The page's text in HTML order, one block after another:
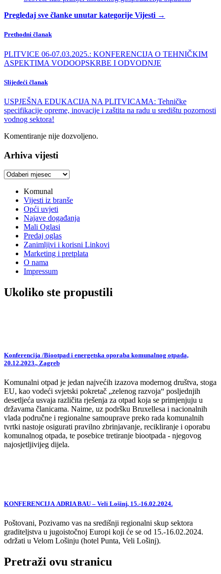
Pregledaj sve članke unutar kategorije Vijesti →
Prethodni članak
PLITVICE 06-07.03.2025.: KONFERENCIJA O TEHNIČKIM
ASPEKTIMA VODOOPSKRBE I ODVODNJE
Slijedeći članak
USPJEŠNA EDUKACIJA NA PLITVICAMA: Tehničke
specifikacije opreme, inovacije i zaštita na radu u središtu pozornosti
vodnog sektora!
Komentiranje nije dozvoljeno.
Arhiva vijesti
Arhiva
Komunal
Vijesti iz branše
Opći uvjeti
Najave događanja
Mali Oglasi
Predaj oglas
Zanimljivi i korisni Linkovi
Marketing i pretplata
O nama
Impressum
Ukoliko ste propustili
Konferencija /Biootpad i energetska oporaba komunalnog otpada,
20.12.2023., Zagreb
Komunalni otpad je jedan najvećih izazova modernog društva, stoga
EU, kao vodeći svjetski pokretač „zelenog razvoja“ posljednjih
desetljeća usvaja različita rješenja za otpad koja se primjenjuju u
državama članicama. Naime, uz podršku Bruxellesa i nacionalnih
vlada područne i regionalne samouprave preko rada komunalnih
tvrtki nastoje osigurati pravilno zbrinjavanje, recikliranje i oporabu
komunalnog otpada, te posebice tretiranje biootpada - njegovog
najosjetljivijeg dijela.
KONFERENCIJA ADRIA BAU – Veli Lošinj, 15.-16.02.2024.
Poštovani, Pozivamo vas na središnji regionalni skup sektora
graditeljstva u jugoistočnoj Europi koji će se od 15.-16.02.2024.
održati u Velom Lošinju (hotel Punta, Veli Lošinj).
Pretraži ovu stranicu